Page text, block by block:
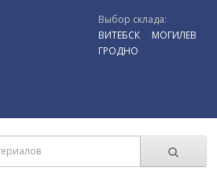
Выбор склада:
ВИТЕБСК
ГРОДНО
МОГИЛЕВ